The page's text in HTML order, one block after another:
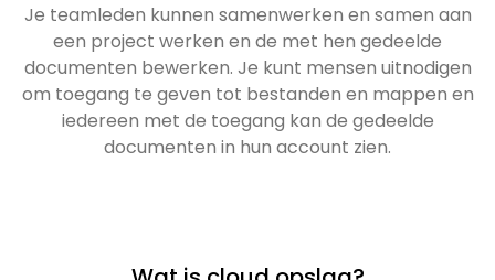
Je teamleden kunnen samenwerken en samen aan
een project werken en de met hen gedeelde
documenten bewerken. Je kunt mensen uitnodigen
om toegang te geven tot bestanden en mappen en
iedereen met de toegang kan de gedeelde
documenten in hun account zien.